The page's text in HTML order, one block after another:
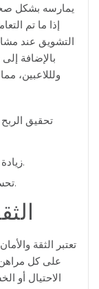
يمارسه بشكل
إذا ما تم
التشويق عند
بالإضافة
ولللاعبين،
تحقيق
زيادة المتعة والإثارة أثناء متابعة المباريات.
تحسين مهارات التحليل والتفكير النقدي.
تعتبر الثقة
على كل مراهن
الاحتيال أو